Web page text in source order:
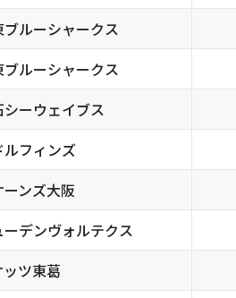
ルーシャークス
ルーシャークス
ーウェイブス
ルフィンズ
ンズ大阪
デンヴォルテクス
ツ東葛